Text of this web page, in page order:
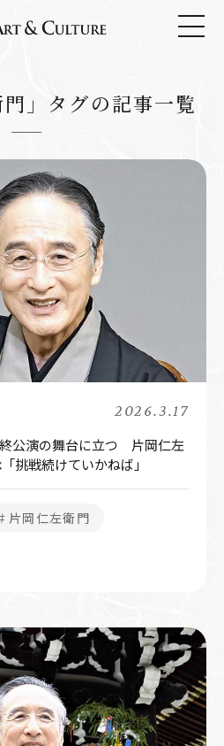
門」タグの記事一覧
2026.3.17
公演の舞台に立つ 片岡仁左
挑戦続けていかねば」
片岡仁左衛門